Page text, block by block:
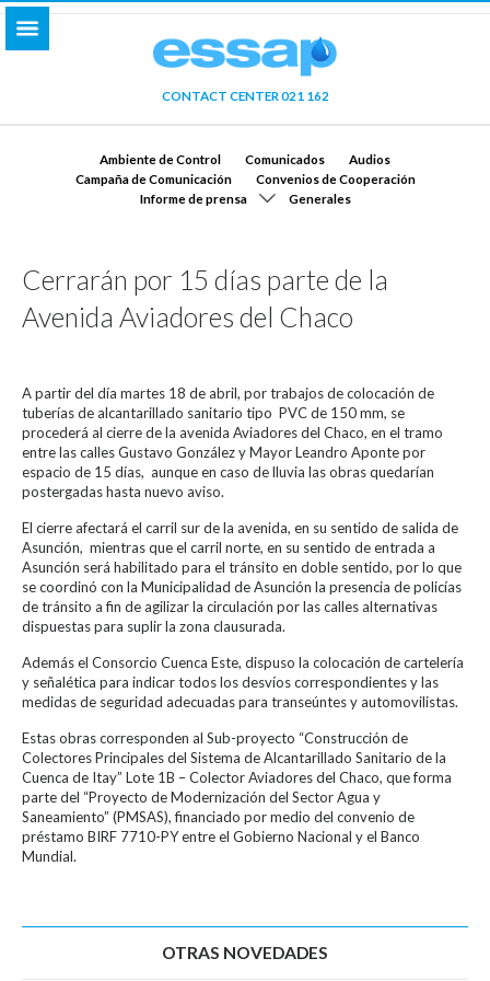
CONTACT CENTER 021 162
Ambiente de Control Comunicados
Audios
Campaña de Comunicación
Convenios de Cooperación
Informe de prensa
Generales
Cerrarán por 15 días parte de la
Avenida Aviadores del Chaco
A partir del día martes 18 de abril, por trabajos de colocación de
tuberías de alcantarillado sanitario tipo PVC de 150 mm, se
procederá al cierre de la avenida Aviadores del Chaco, en el tramo
entre las calles Gustavo González y Mayor Leandro Aponte por
espacio de 15 días, aunque en caso de lluvia las obras quedarían
postergadas hasta nuevo aviso.
El cierre afectará el carril sur de la avenida, en su sentido de salida de
Asunción, mientras que el carril norte, en su sentido de entrada a
Asunción será habilitado para el tránsito en doble sentido, por lo que
se coordinó con la Municipalidad de Asunción la presencia de policías
de tránsito a fin de agilizar la circulación por las calles alternativas
dispuestas para suplir la zona clausurada.
Además el Consorcio Cuenca Este, dispuso la colocación de cartelería
y señalética para indicar todos los desvíos correspondientes y las
medidas de seguridad adecuadas para transeúntes y automovilistas.
Estas obras corresponden al Sub-proyecto “Construcción de
Colectores Principales del Sistema de Alcantarillado Sanitario de la
Cuenca de Itay” Lote 1B – Colector Aviadores del Chaco, que forma
parte del “Proyecto de Modernización del Sector Agua y
Saneamiento” (PMSAS), financiado por medio del convenio de
préstamo BIRF 7710-PY entre el Gobierno Nacional y el Banco
Mundial.
OTRAS NOVEDADES